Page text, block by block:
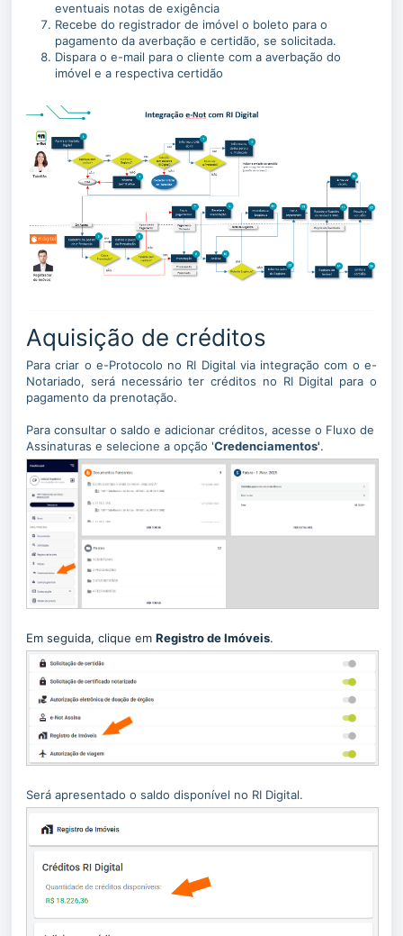
eventuais notas de exigência
Recebe do registrador de imóvel o boleto para o
pagamento da averbação e certidão, se solicitada.
Dispara o e-mail para o cliente com a averbação do
imóvel e a respectiva certidão
Aquisição de créditos
Para criar o e-Protocolo no RI Digital via integração com o e-
Notariado, será necessário ter créditos no RI Digital para o
pagamento da prenotação.
Para consultar o saldo e adicionar créditos, acesse o Fluxo de
Assinaturas e selecione a opção 'Credenciamentos'.
Em seguida, clique em Registro de Imóveis.
Será apresentado o saldo disponível no RI Digital.